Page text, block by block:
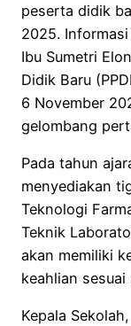
peserta didik
2025.
Ibu Sumetri
Didik Baru
6 November
gelombang
Pada tahun
menyediakan
Teknologi
Teknik
akan memiliki
keahlian
Kepala